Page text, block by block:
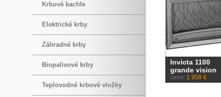
Krbové kachle
Elektrické krby
Záhradné krby
Biopalivové krby
Teplovodné krbové vložky
Invicta 1100
grande vision
cena: 1 958 €